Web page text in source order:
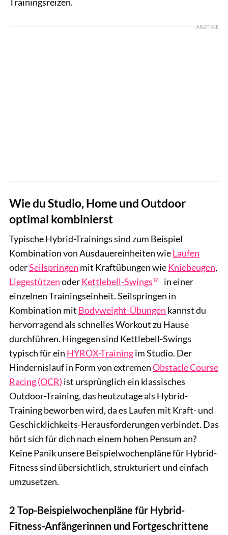
ANZEIGE
Wie du Studio, Home und Outdoor
optimal kombinierst
Typische Hybrid-Trainings sind zum Beispiel
Kombination von Ausdauereinheiten wieLaufen
oderSeilspringen mit Kraftübungen wieKniebeugen,
LiegestützenoderKettlebell-Swings
in einer
einzelnen Trainingseinheit. Seilspringen in
Kombination mit Bodyweight-Übungen kannst du
hervorragend als schnelles Workout zu Hause
durchführen. Hingegen sind Kettlebell-Swings
typisch für ein HYROX-Trainingim Studio. Der
Hindernislauf in Form von extremenObstacle Course
Racing (OCR) ist ursprünglich ein klassisches
Outdoor-Training, das heutzutage als Hybrid-
Training beworben wird, da es Laufen mit Kraft- und
Geschicklichkeits-Herausforderungen verbindet. Das
hört sich für dich nach einem hohen Pensum an?
Keine Panik unsere Beispielwochenpläne für Hybrid-
Fitness sind übersichtlich, strukturiert und einfach
umzusetzen.
2 Top-Beispielwochenpläne für Hybrid-
Fitness-Anfängerinnen und Fortgeschrittene